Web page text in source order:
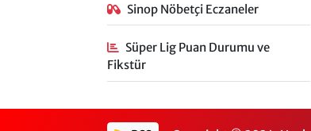
Sinop Nöbetçi Eczaneler
Süper Lig Puan Durumu ve
Fikstür